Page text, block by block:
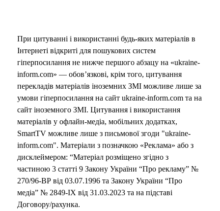
При цитуванні і використанні будь-яких матеріалів в
Інтернеті відкриті для пошукових систем
гіперпосилання не нижче першого абзацу на «ukraine-
inform.com» — обов’язкові, крім того, цитування
перекладів матеріалів іноземних ЗМІ можливе лише за
умови гіперпосилання на сайт ukraine-inform.com та на
сайт іноземного ЗМІ. Цитування і використання
матеріалів у офлайн-медіа, мобільних додатках,
SmartTV можливе лише з письмової згоди "ukraine-
inform.com". Матеріали з позначкою «Реклама» або з
дисклеймером: “Матеріал розміщено згідно з
частиною 3 статті 9 Закону України “Про рекламу” №
270/96-ВР від 03.07.1996 та Закону України “Про
медіа” № 2849-IX від 31.03.2023 та на підставі
Договору/рахунка.